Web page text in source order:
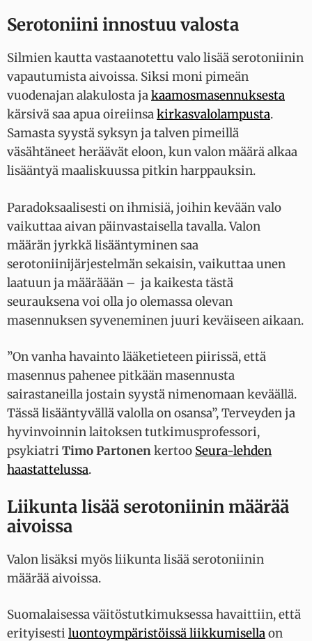
Serotoniini innostuu valosta
Silmien kautta vastaanotettu valo lisää serotoniinin
vapautumista aivoissa. Siksi moni pimeän
vuodenajan alakulosta jakaamosmasennuksesta
kärsivä saa apua oireiinsakirkasvalolampusta.
Samasta syystä syksyn ja talven pimeillä
väsähtäneet heräävät eloon, kun valon määrä alkaa
lisääntyä maaliskuussa pitkin harppauksin.
Paradoksaalisesti on ihmisiä, joihin kevään valo
vaikuttaa aivan päinvastaisella tavalla. Valon
määrän jyrkkä lisääntyminen saa
serotoniinijärjestelmän sekaisin, vaikuttaa unen
laatuun ja määräään – ja kaikesta tästä
seurauksena voi olla jo olemassa olevan
masennuksen syveneminen juuri keväiseen aikaan.
”On vanha havainto lääketieteen piirissä, että
masennus pahenee pitkään masennusta
sairastaneilla jostain syystä nimenomaan keväällä.
Tässä lisääntyvällä valolla on osansa”, Terveyden ja
hyvinvoinnin laitoksen tutkimusprofessori,
psykiatri Timo Partonenkertoo Seura-lehden
haastattelussa.
Liikunta lisää serotoniinin määrää
aivoissa
Valon lisäksi myös liikunta lisää serotoniinin
määrää aivoissa.
Suomalaisessa väitöstutkimuksessa havaittiin, että
erityisesti luontoympäristöissä liikkumisellaon